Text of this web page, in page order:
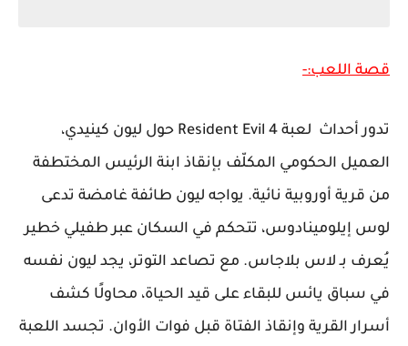
قصة اللعب:-
تدور أحداث لعبة Resident Evil 4 حول ليون كينيدي،
العميل الحكومي المكلّف بإنقاذ ابنة الرئيس المختطفة
من قرية أوروبية نائية. يواجه ليون طائفة غامضة تدعى
لوس إيلومينادوس، تتحكم في السكان عبر طفيلي خطير
يُعرف بـ لاس بلاجاس. مع تصاعد التوتر، يجد ليون نفسه
في سباق يائس للبقاء على قيد الحياة، محاولًا كشف
أسرار القرية وإنقاذ الفتاة قبل فوات الأوان. تجسد اللعبة